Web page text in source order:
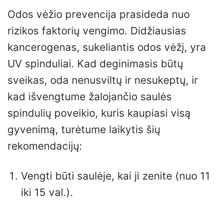
Odos vėžio prevencija prasideda nuo
rizikos faktorių vengimo. Didžiausias
kancerogenas, sukeliantis odos vėžį, yra
UV spinduliai. Kad deginimasis būtų
sveikas, oda nenusviltų ir nesukeptų, ir
kad išvengtume žalojančio saulės
spindulių poveikio, kuris kaupiasi visą
gyvenimą, turėtume laikytis šių
rekomendacijų:
Vengti būti saulėje, kai ji zenite (nuo 11
iki 15 val.).